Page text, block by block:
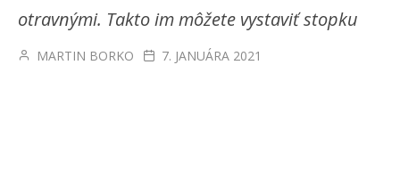
otravnými. Takto im môžete vystaviť stopku
MARTIN BORKO 7. JANUÁRA 2021